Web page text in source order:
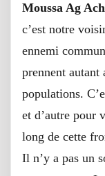
Moussa Ag
c’est notre
ennemi
prennent autant
populations.
et d’autre pour
long de cette
Il n’y a pas un